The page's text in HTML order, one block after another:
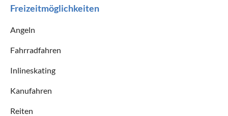
Freizeitmöglichkeiten
Angeln
Fahrradfahren
Inlineskating
Kanufahren
Reiten